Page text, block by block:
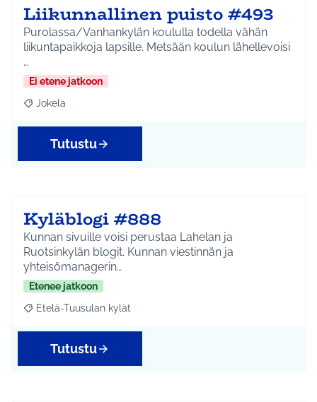
Liikunnallinen puisto #493
Purolassa/Vanhankylän koululla todella vähän
liikuntapaikkoja lapsille. Metsään koulun lähellevoisi
…
Ei etene jatkoon
Rajaa tulokset aihepiirin mukaan: Jokela
Jokela
Tutustu
Kyläblogi #888
Kunnan sivuille voisi perustaa Lahelan ja
Ruotsinkylän blogit. Kunnan viestinnän ja
yhteisömanagerin…
Etenee jatkoon
Rajaa tulokset aihepiirin mukaan: Etelä-Tuusulan kylät
Etelä-Tuusulan kylät
Tutustu